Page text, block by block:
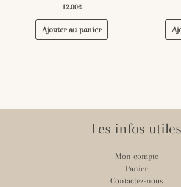
12.00€
Ajouter au panier
Les infos utiles
Mon compte
Panier
Contactez-nous